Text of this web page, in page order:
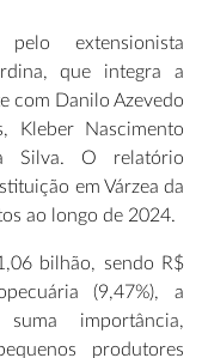
extensionista
que integra a
com Danilo Azevedo
Kleber Nascimento
Silva. O relatório
em Várzea da
ao longo de 2024.
bilhão, sendo R$
(9,47%), a
importância,
produtores